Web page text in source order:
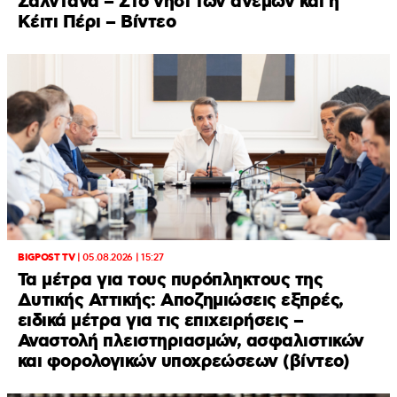
Κέιτι Πέρι – Βίντεο
BIGPOST TV|05.08.2026 | 15:27
Τα μέτρα για τους πυρόπληκτους της
Δυτικής Αττικής: Αποζημιώσεις εξπρές,
ειδικά μέτρα για τις επιχειρήσεις –
Αναστολή πλειστηριασμών, ασφαλιστικών
και φορολογικών υποχρεώσεων (βίντεο)